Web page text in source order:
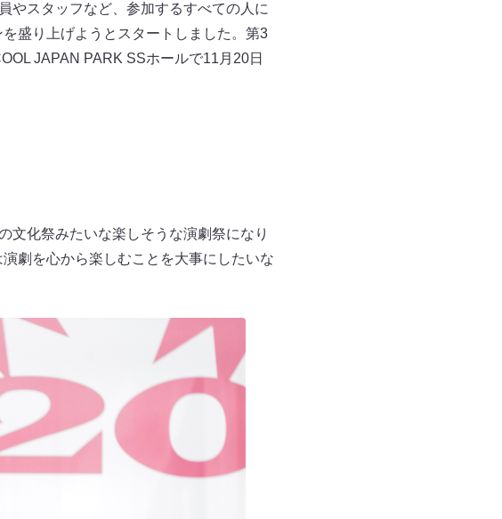
やスタッフなど、参加するすべての人に
盛り上げようとスタートしました。第3
JAPAN PARK SSホールで11月20日
文化祭みたいな楽しそうな演劇祭になり
劇を心から楽しむことを大事にしたいな